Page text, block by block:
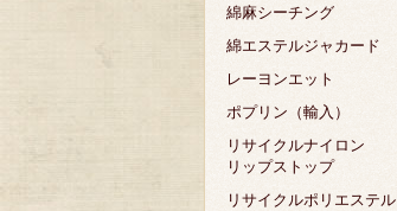
綿麻シーチング
綿エステルジャカード
レーヨンエット
ポプリン（輸入）
リサイクルナイロン
リップストップ
リサイクルポリエステル